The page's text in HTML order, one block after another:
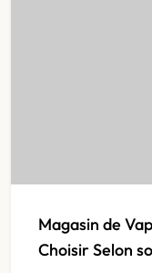
Magasin de
Choisir Selon